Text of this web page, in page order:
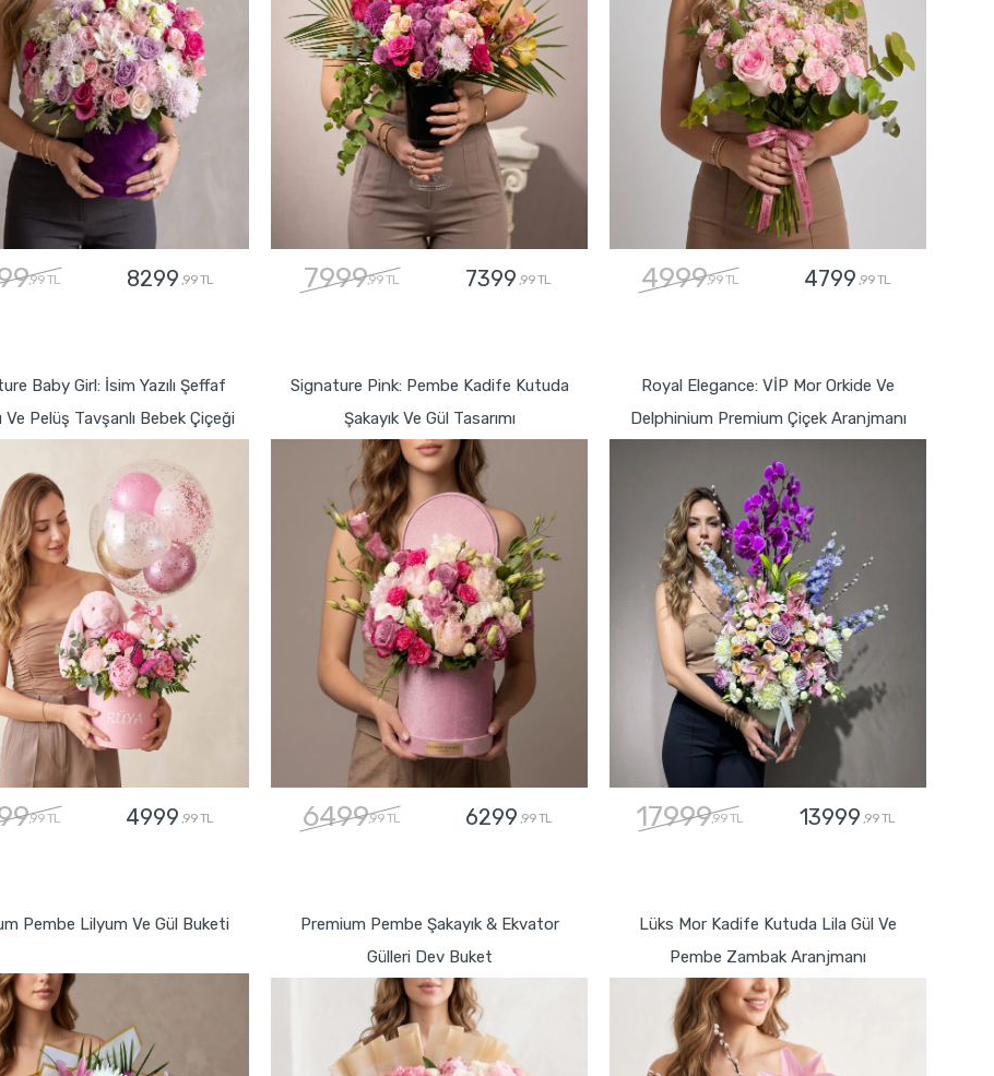
,99 TL 8299 ,99 TL 7999,99 TL 7399 ,99 TL 4999,99 TL 4799 ,99 TL
Baby Girl: İsim Yazılı Şeffaf
Ve Pelüş Tavşanlı Bebek Çiçeği
,99 TL 4999 ,99 TL
Signature Pink: Pembe Kadife Kutuda
Şakayık Ve Gül Tasarımı
6499,99 TL 6299 ,99 TL
Royal Elegance: VİP Mor Orkide Ve
Delphinium Premium Çiçek Aranjmanı
17999,99 TL 13999 ,99 TL
Pembe Lilyum Ve Gül Buketi
Premium Pembe Şakayık & Ekvator
Gülleri Dev Buket
Lüks Mor Kadife Kutuda Lila Gül Ve
Pembe Zambak Aranjmanı